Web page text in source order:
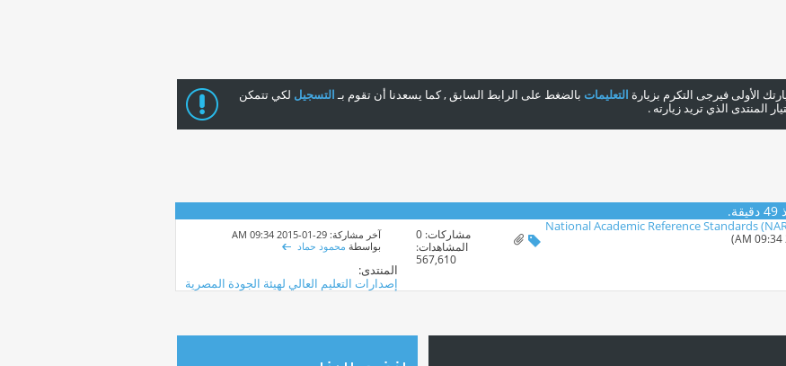
الأولى فيرجى التكرم بزيارة التعليمات بالضغط على الرابط السابق , كما يسعدنا أن تقوم بـالتسجيل لكي تتمكن
المنتدى الذي تريد زيارته .
National Academic Reference Standards
مشاركات: 0
المشاهدات:
567,610
آخر مشاركة: 29-01-2015
09:34 AM
بواسطة محمود حماد
المنتدى:
إصدارات التعليم العالي لهيئة الجودة المصرية